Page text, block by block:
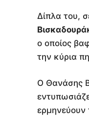
Δίπλα του,
ο οποίος
την κύρια
Ο Θανάσης
ερμηνεύουν